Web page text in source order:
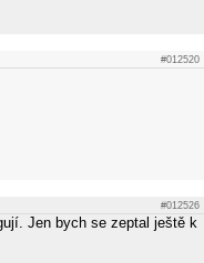
#012520
#012526
Jen bych se zeptal ještě k